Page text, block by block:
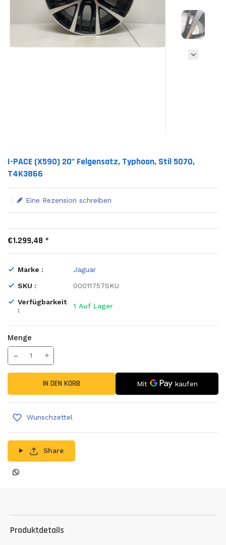
I-PACE (X590) 20" Felgensatz, Typhoon, Stil 5070,
T4K3866
Eine Rezension schreiben
Translation missing: de.products.product.loader_label
€1.299,48 *
Marke :
Jaguar
SKU :
00011757SKU
Verfügbarkeit
:
1 Auf Lager
Menge
Translation missing: de.products.product.decrease
Menge erhöhen
IN DEN KORB
Wunschzettel
Share
Produktdetails